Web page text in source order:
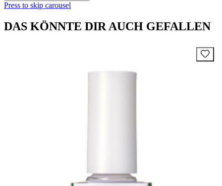
Press to skip carousel
DAS KÖNNTE DIR AUCH GEFALLEN